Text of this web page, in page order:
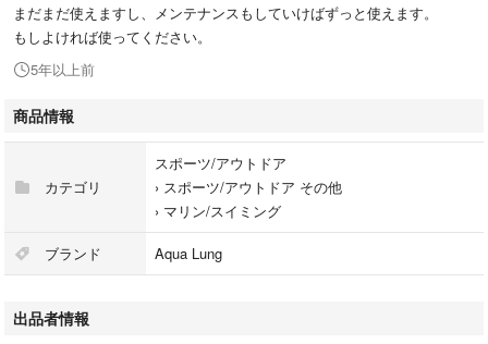
まだまだ使えますし、メンテナンスもしていけばずっと使えます。
もしよければ使ってください。
5年以上前
商品情報
カテゴリ
スポーツ/アウトドア
› スポーツ/アウトドア その他
› マリン/スイミング
ブランド Aqua Lung
出品者情報